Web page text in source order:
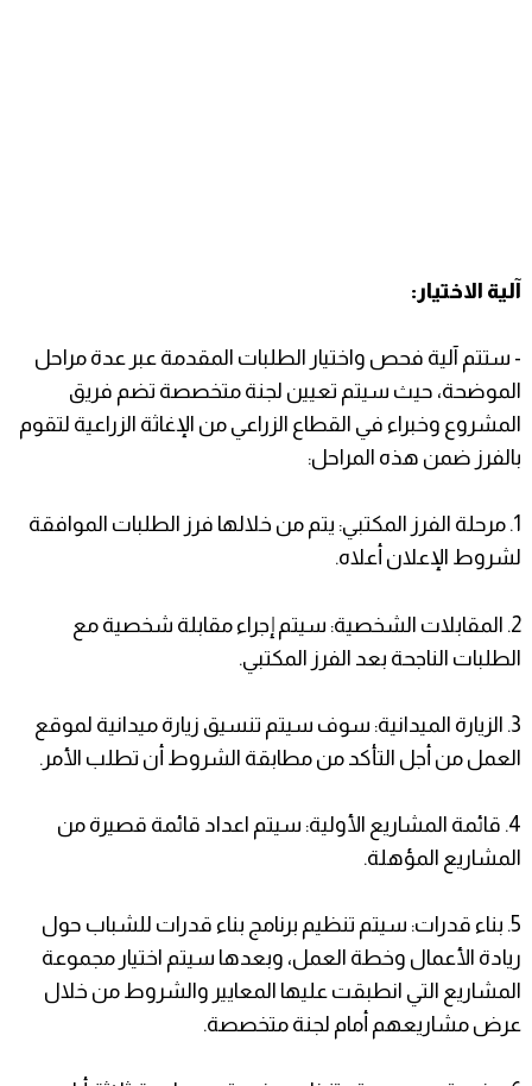
آلية الاختيار:
- ستتم آلية فحص واختيار الطلبات المقدمة عبر عدة مراحل
الموضحة، حيث سيتم تعيين لجنة متخصصة تضم فريق
المشروع وخبراء في القطاع الزراعي من الإغاثة الزراعية لتقوم
بالفرز ضمن هذه المراحل:
1. مرحلة الفرز المكتبي: يتم من خلالها فرز الطلبات الموافقة
لشروط الإعلان أعلاه.
2. المقابلات الشخصية: سيتم إجراء مقابلة شخصية مع
الطلبات الناجحة بعد الفرز المكتبي.
3. الزيارة الميدانية: سوف سيتم تنسيق زيارة ميدانية لموقع
العمل من أجل التأكد من مطابقة الشروط أن تطلب الأمر.
4. قائمة المشاريع الأولية: سيتم اعداد قائمة قصيرة من
المشاريع المؤهلة.
5. بناء قدرات: سيتم تنظيم برنامج بناء قدرات للشباب حول
ريادة الأعمال وخطة العمل، وبعدها سيتم اختيار مجموعة
المشاريع التي انطبقت عليها المعايير والشروط من خلال
عرض مشاريعهم أمام لجنة متخصصة.